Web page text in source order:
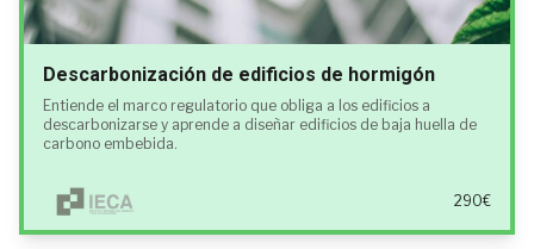
Descarbonización de edificios de hormigón
Entiende el marco regulatorio que obliga a los edificios a
descarbonizarse y aprende a diseñar edificios de baja huella de
carbono embebida.
290€